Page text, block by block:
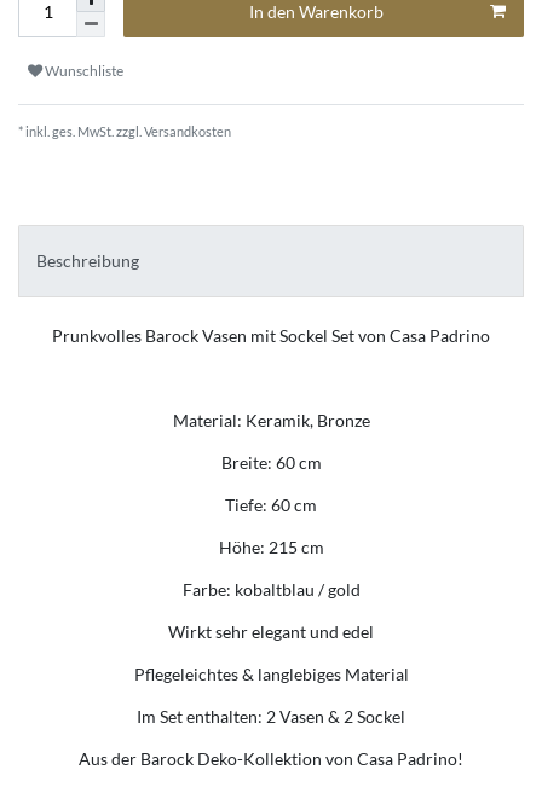
In den Warenkorb
Wunschliste
* inkl. ges. MwSt. zzgl. Versandkosten
Beschreibung
Prunkvolles Barock Vasen mit Sockel Set von Casa Padrino
Material: Keramik, Bronze
Breite: 60 cm
Tiefe: 60 cm
Höhe: 215 cm
Farbe: kobaltblau / gold
Wirkt sehr elegant und edel
Pflegeleichtes & langlebiges Material
Im Set enthalten: 2 Vasen & 2 Sockel
Aus der Barock Deko-Kollektion von Casa Padrino!